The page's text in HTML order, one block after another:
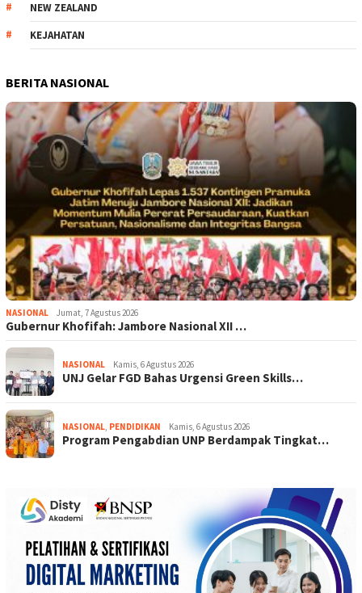
NEW ZEALAND
KEJAHATAN
BERITA NASIONAL
NASIONAL Jumat, 7 Agustus 2026
Gubernur Khofifah: Jambore Nasional XII …
NASIONAL Kamis, 6 Agustus 2026
UNJ Gelar FGD Bahas Urgensi Green Skills…
NASIONAL, PENDIDIKAN Kamis, 6 Agustus 2026
Program Pengabdian UNP Berdampak Tingkat…